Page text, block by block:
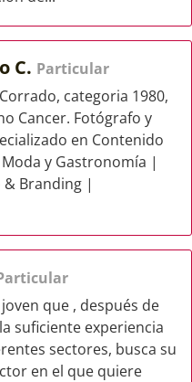
C. Particular
categoria 1980,
Cancer. Fotógrafo y
en Contenido
y Gastronomía |
& Branding |
que , después de
suficiente experiencia
sectores, busca su
en el que quiere